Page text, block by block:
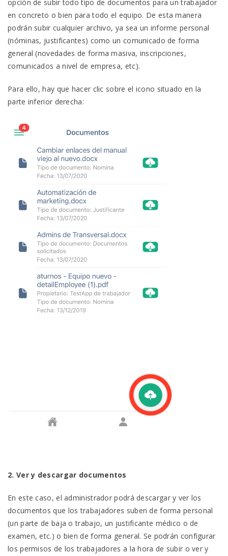
opción de subir todo tipo de documentos para un trabajador
en concreto o bien para todo el equipo. De esta manera
podrán subir cualquier archivo, ya sea un informe personal
(nóminas, justificantes) como un comunicado de forma
general (novedades de forma masiva, inscripciones,
comunicados a nivel de empresa, etc).
Para ello, hay que hacer clic sobre el icono situado en la
parte inferior derecha:
2. Ver y descargar documentos
En este caso, el administrador podrá descargar y ver los
documentos que los trabajadores suben de forma personal
(un parte de baja o trabajo, un justificante médico o de
examen, etc.) o bien de forma general. Se podrán configurar
los permisos de los trabajadores a la hora de subir o ver y